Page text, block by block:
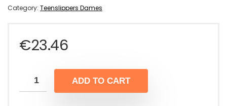
Category: Teenslippers Dames
€23.46
ADD TO CART